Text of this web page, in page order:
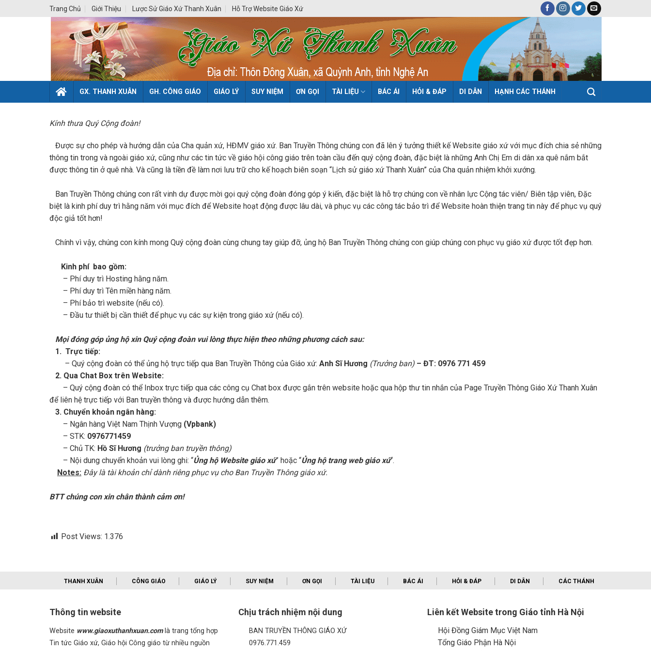
Trang Chủ Giới Thiệu Lược Sử Giáo Xứ Thanh Xuân Hỗ Trợ Website Giáo Xứ
GX. THANH XUÂN GH. CÔNG GIÁO GIÁO LÝ SUY NIỆM ƠN GỌI TÀI LIỆU BÁC ÁI HỎI & ĐÁP DI DÂN HẠNH CÁC THÁNH
Kính thưa Quý Cộng đoàn!
Được sự cho phép và hướng dẫn của Cha quản xứ, HĐMV giáo xứ. Ban Truyền Thông chúng con đã lên ý tưởng thiết kế Website giáo xứ với mục đích chia sẻ những
thông tin trong và ngoài giáo xứ, cũng như các tin tức về giáo hội công giáo trên toàn cầu đến quý cộng đoàn, đặc biệt là những Anh Chị Em di dân xa quê nắm bắt
được thông tin ở quê nhà. Và cũng là tiền đề làm nơi lưu trữ cho kế hoạch biên soạn “Lịch sử giáo xứ Thanh Xuân” của Cha quản nhiệm khởi xướng.
Ban Truyền Thông chúng con rất vinh dự được mời gọi quý cộng đoàn đóng góp ý kiến, đặc biệt là hỗ trợ chúng con về nhân lực Cộng tác viên/ Biên tập viên, Đặc
biệt là kinh phí duy trì hằng năm với mục đích để Website hoạt động được lâu dài, và phục vụ các công tác bảo trì để Website hoàn thiện trang tin này để phục vụ quý
độc giả tốt hơn!
Chính vì vậy, chúng con kính mong Quý cộng đoàn cùng chung tay giúp đỡ, ủng hộ Ban Truyền Thông chúng con giúp chúng con phục vụ giáo xứ được tốt đẹp hơn.
Kinh phí bao gồm:
– Phí duy trì Hosting hằng năm.
– Phí duy trì Tên miền hàng năm.
– Phí bảo trì website (nếu có).
– Đầu tư thiết bị cần thiết để phục vụ các sự kiện trong giáo xứ (nếu có).
Mọi đóng góp ủng hộ xin Quý cộng đoàn vui lòng thực hiện theo những phương cách sau:
1. Trực tiếp:
– Quý cộng đoàn có thể ủng hộ trực tiếp qua Ban Truyền Thông của Giáo xứ: Anh Sĩ Hương (Trưởng ban) – ĐT: 0976 771 459
2. Qua Chat Box trên Website:
– Quý cộng đoàn có thể Inbox trực tiếp qua các công cụ Chat box được gắn trên website hoặc qua hộp thư tin nhắn của Page Truyền Thông Giáo Xứ Thanh Xuân
để liên hệ trực tiếp với Ban truyền thông và được hướng dẫn thêm.
3. Chuyển khoản ngân hàng:
– Ngân hàng Việt Nam Thịnh Vượng (Vpbank)
– STK: 0976771459
– Chủ TK: Hồ Sĩ Hương (trưởng ban truyền thông)
– Nội dung chuyển khoản vui lòng ghi: “Ủng hộ Website giáo xứ” hoặc “Ủng hộ trang web giáo xứ“.
Notes: Đây là tài khoản chỉ dành riêng phục vụ cho Ban Truyền Thông giáo xứ.
BTT chúng con xin chân thành cảm ơn!
Post Views: 1.376
THANH XUÂN CÔNG GIÁO GIÁO LÝ SUY NIỆM ƠN GỌI TÀI LIỆU BÁC ÁI HỎI & ĐÁP DI DÂN CÁC THÁNH
Thông tin website
Website www.giaoxuthanhxuan.com là trang tổng hợp
Tin tức Giáo xứ, Giáo hội Công giáo từ nhiều nguồn
Chịu trách nhiệm nội dung
BAN TRUYỀN THÔNG GIÁO XỨ
0976.771.459
Liên kết Website trong Giáo tỉnh Hà Nội
Hội Đồng Giám Mục Việt Nam
Tổng Giáo Phận Hà Nội